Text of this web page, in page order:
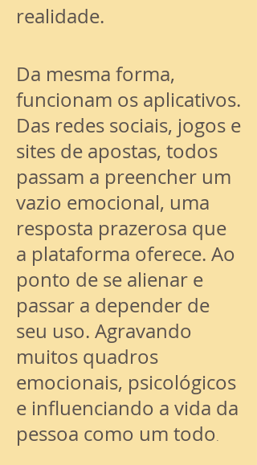
realidade.
Da mesma forma,
funcionam os aplicativos.
Das redes sociais, jogos e
sites de apostas, todos
passam a preencher um
vazio emocional, uma
resposta prazerosa que
a plataforma oferece. Ao
ponto de se alienar e
passar a depender de
seu uso. Agravando
muitos quadros
emocionais, psicológicos
e influenciando a vida da
pessoa como um todo